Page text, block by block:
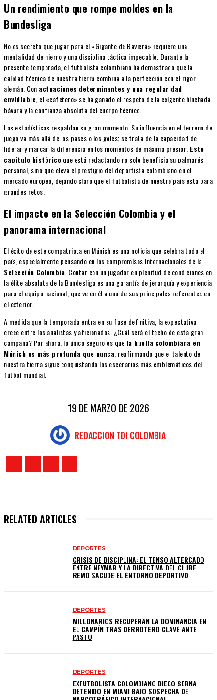
Un rendimiento que rompe moldes en la
Bundesliga
No es secreto que jugar para el «Gigante de Baviera» requiere una
mentalidad de hierro y una disciplina táctica impecable. Durante la
presente temporada, el futbolista colombiano ha demostrado que la
calidad técnica de nuestra tierra combina a la perfección con el rigor
alemán. Con actuaciones determinantes y una regularidad
envidiable , el «cafetero» se ha ganado el respeto de la exigente hinchada
bávara y la confianza absoluta del cuerpo técnico.
Las estadísticas respaldan su gran momento. Su influencia en el terreno de
juego va más allá de los pases o los goles; se trata de la capacidad de
liderar y marcar la diferencia en los momentos de máxima presión. Este
capítulo histórico que está redactando no solo beneficia su palmarés
personal, sino que eleva el prestigio del deportista colombiano en el
mercado europeo, dejando claro que el futbolista de nuestro país está para
grandes retos.
El impacto en la Selección Colombia y el
panorama internacional
El éxito de este compatriota en Múnich es una noticia que celebra todo el
país, especialmente pensando en los compromisos internacionales de la
Selección Colombia. Contar con un jugador en plenitud de condiciones en
la élite absoluta de la Bundesliga es una garantía de jerarquía y experiencia
para el equipo nacional, que ve en él a uno de sus principales referentes en
el exterior.
A medida que la temporada entra en su fase definitiva, la expectativa
crece entre los analistas y aficionados. ¿Cuál será el techo de esta gran
campaña? Por ahora, lo único seguro es que la huella colombiana en
Múnich es más profunda que nunca, reafirmando que el talento de
nuestra tierra sigue conquistando los escenarios más emblemáticos del
fútbol mundial.
19 DE MARZO DE 2026
REDACCION TDI COLOMBIA
RELATED ARTICLES
DEPORTES
CRISIS DE DISCIPLINA: EL TENSO ALTERCADO
ENTRE NEYMAR Y LA DIRECTIVA DEL CLUBE
REMO SACUDE EL ENTORNO DEPORTIVO
DEPORTES
MILLONARIOS RECUPERAN LA DOMINANCIA EN
EL CAMPÍN TRAS DERROTERO CLAVE ANTE
PASTO
DEPORTES
EXFUTBOLISTA COLOMBIANO DIEGO SERNA
DETENIDO EN MIAMI BAJO SOSPECHA DE